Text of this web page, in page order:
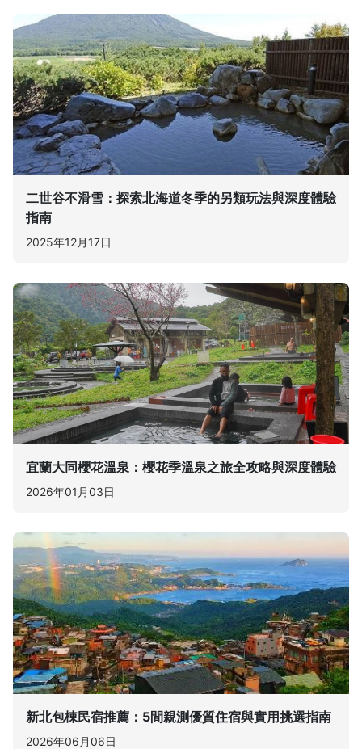
二世谷不滑雪：探索北海道冬季的另類玩法與深度體驗
指南
2025年12月17日
宜蘭大同櫻花溫泉：櫻花季溫泉之旅全攻略與深度體驗
2026年01月03日
新北包棟民宿推薦：5間親測優質住宿與實用挑選指南
2026年06月06日